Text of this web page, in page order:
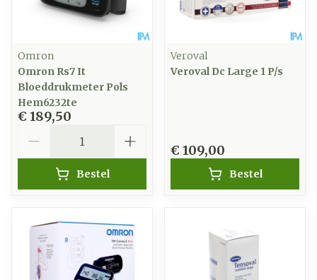
Omron
Omron Rs7 It
Bloeddrukmeter Pols
Hem6232te
€ 189,50
Bestel
Veroval
Veroval Dc Large 1 P/s
€ 109,00
Bestel